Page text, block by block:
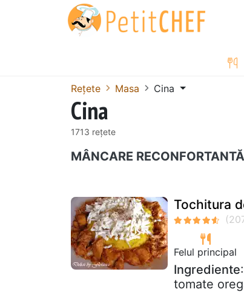
Rețete Masa Cina
Cina
1713 rețete
MÂNCARE RECONFORTANTĂ
Tochitura
Felul principal
Ingrediente
tomate